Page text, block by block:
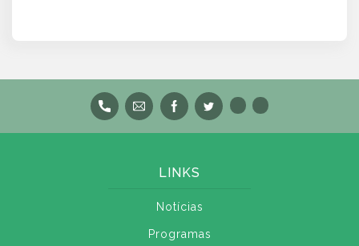
LINKS
Notícias
Programas